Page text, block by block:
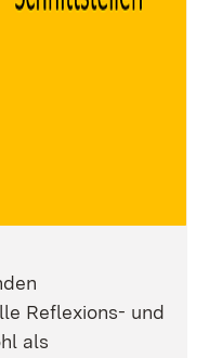
Reflexions- und
als